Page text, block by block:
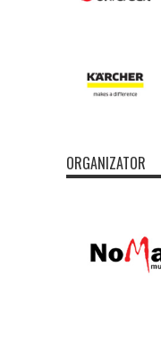
ORGANIZATOR